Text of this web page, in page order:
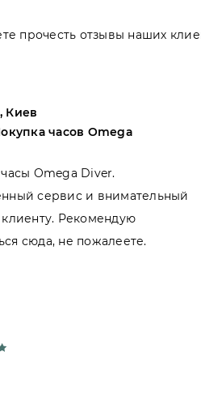
прочесть отзывы наших
Киев
часов Omega
Omega Diver.
сервис и внимательный
клиенту. Рекомендую
сюда, не пожалеете.